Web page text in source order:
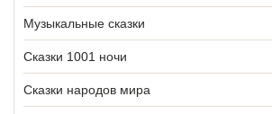
Музыкальные сказки
Сказки 1001 ночи
Сказки народов мира